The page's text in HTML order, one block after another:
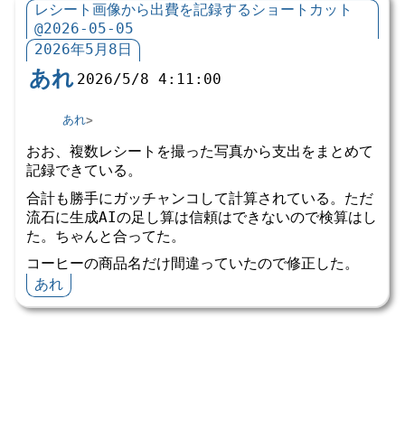
レシート画像から出費を記録するショートカット
@2026-05-05
2026年5月8日
あれ 2026/5/8 4:11:00
あれ
おお、複数レシートを撮った写真から支出をまとめて
記録できている。
合計も勝手にガッチャンコして計算されている。ただ
流石に生成AIの足し算は信頼はできないので検算はし
た。ちゃんと合ってた。
コーヒーの商品名だけ間違っていたので修正した。
あれ